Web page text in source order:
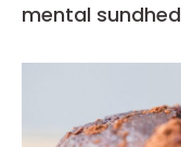
mental sundhed